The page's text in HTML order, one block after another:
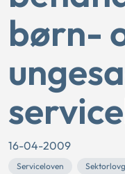
børn-
16-04-2009
Serviceloven